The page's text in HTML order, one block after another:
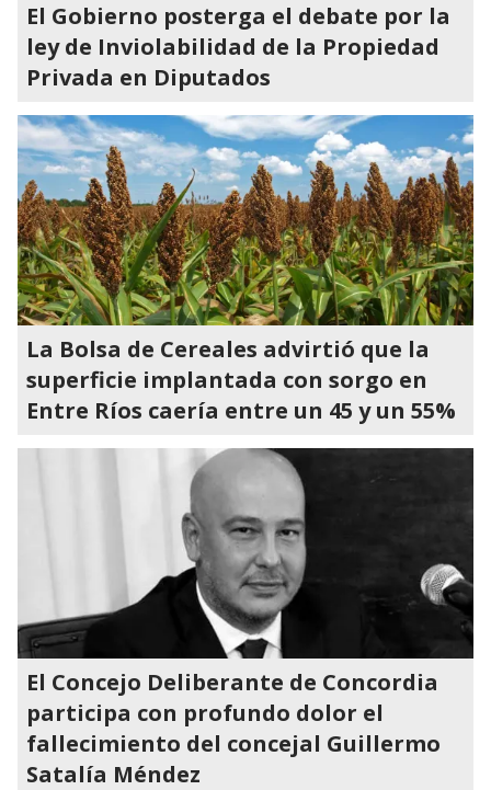
El Gobierno posterga el debate por la
ley de Inviolabilidad de la Propiedad
Privada en Diputados
La Bolsa de Cereales advirtió que la
superficie implantada con sorgo en
Entre Ríos caería entre un 45 y un 55%
El Concejo Deliberante de Concordia
participa con profundo dolor el
fallecimiento del concejal Guillermo
Satalía Méndez